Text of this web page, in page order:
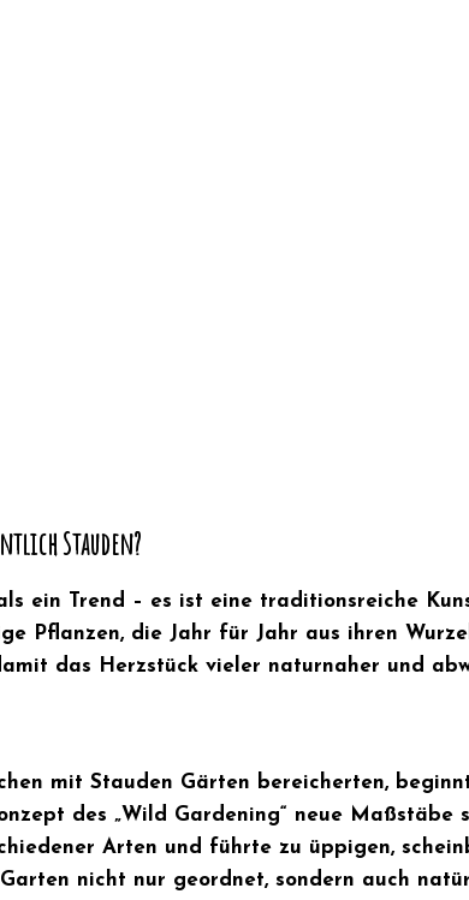
Stauden?
ein Trend – es ist eine traditionsreiche
Pflanzen, die Jahr für Jahr aus ihren
das Herzstück vieler naturnaher und
mit Stauden Gärten bereicherten,
des „Wild Gardening“ neue
Arten und führte zu üppigen,
nicht nur geordnet, sondern auch